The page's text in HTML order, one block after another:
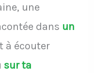
une
dans un
à écouter
sur ta